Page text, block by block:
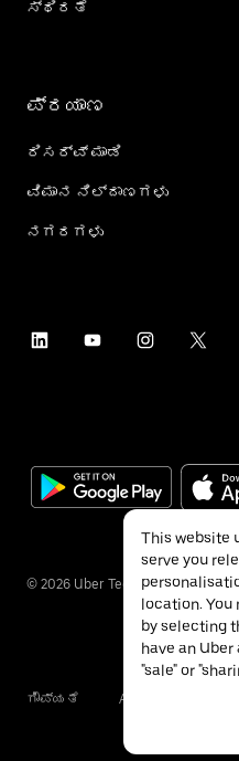
ಸ್ಥಿರತೆ
ಪ್ರಯಾಣ
ರಿಸರ್ವ್ ಮಾಡಿ
ವಿಮಾನ ನಿಲ್ದಾಣಗಳು
ನಗರಗಳು
© 2026 Uber Technologies Inc.
ಗೌಪ್ಯತೆ Accessibility
This website
serve you
location. You
by selecting
have an
"sale" or